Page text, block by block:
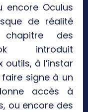
encore Oculus
de réalité
des
introduit
à l’instar
signe à un
accès à
ou encore des